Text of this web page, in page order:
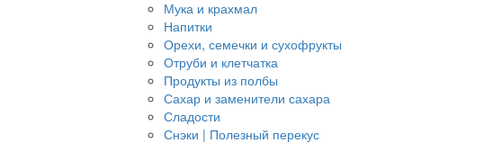
Мука и крахмал
Напитки
Орехи, семечки и сухофрукты
Отруби и клетчатка
Продукты из полбы
Сахар и заменители сахара
Сладости
Снэки | Полезный перекус